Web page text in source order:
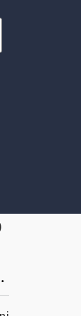
ir deklaravimo ypatumai